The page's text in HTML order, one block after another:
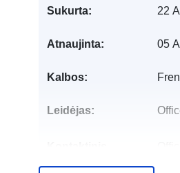
Sukurta: 22
Atnaujinta: 05
Kalbos:
Leidėjas: